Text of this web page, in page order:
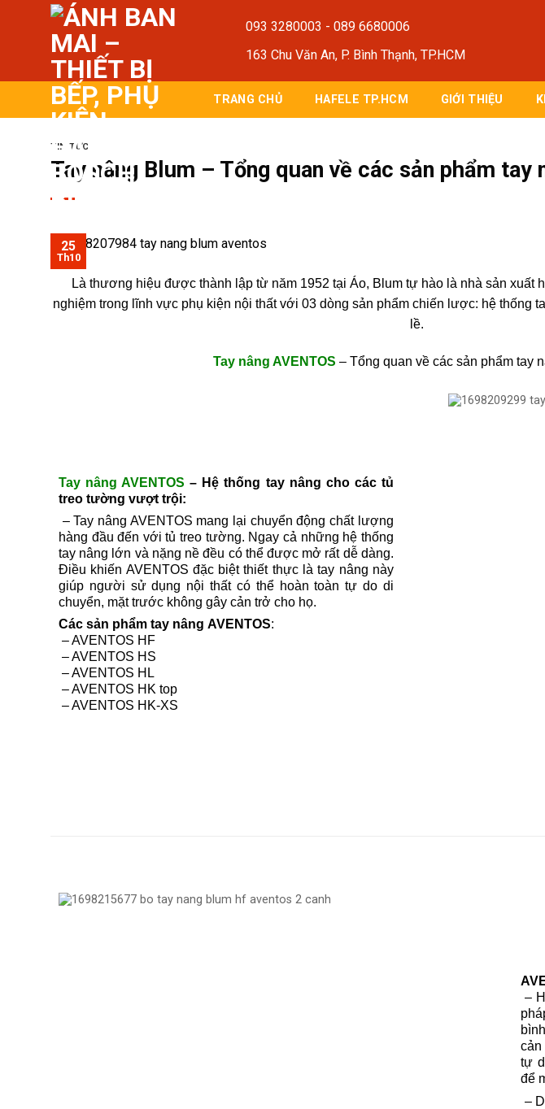
093 3280003 - 089 6680006
163 Chu Văn An, P. Bình Thạnh, TP.HCM
TRANG CHỦ HAFELE TP.HCM GIỚI THIỆU
TIN TỨC
Tay nâng Blum – Tổng quan về các sản phẩm tay
25
Th10
Là thương hiệu được thành lập từ năm 1952 tại Áo, Blum tự hào là nhà sản xuất
nghiệm trong lĩnh vực phụ kiện nội thất với 03 dòng sản phẩm chiến lược: hệ thống
lề.
Tay nâng AVENTOS – Tổng quan về các sản phẩm tay
Tay nâng AVENTOS – Hệ thống tay nâng cho các tủ
treo tường vượt trội:
– Tay nâng AVENTOS mang lại chuyển động chất lượng
hàng đầu đến với tủ treo tường. Ngay cả những hệ thống
tay nâng lớn và nặng nề đều có thể được mở rất dễ dàng.
Điều khiến AVENTOS đặc biệt thiết thực là tay nâng này
giúp người sử dụng nội thất có thể hoàn toàn tự do di
chuyển, mặt trước không gây cản trở cho họ.
Các sản phẩm tay nâng AVENTOS:
– AVENTOS HF
– AVENTOS HS
– AVENTOS HL
– AVENTOS HK top
– AVENTOS HK-XS
–
cản
tự
để
–